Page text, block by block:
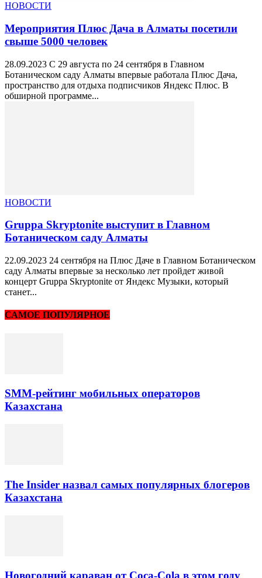
НОВОСТИ
Мероприятия Плюс Дача в Алматы посетили
свыше 5000 человек
28.09.2023 С 29 августа по 24 сентября в Главном
Ботаническом саду Алматы впервые работала Плюс Дача,
пространство для отдыха подписчиков Яндекс Плюс. В
обширной программе...
НОВОСТИ
Gruppa Skryptonite выступит в Главном
Ботаническом саду Алматы
22.09.2023 24 сентября на Плюс Даче в Главном Ботаническом
саду Алматы впервые за несколько лет пройдет живой
концерт Gruppa Skryptonite от Яндекс Музыки, который
станет...
САМОЕ ПОПУЛЯРНОЕ
SMM-рейтинг мобильных операторов
Казахстана
The Insider назвал самых популярных блогеров
Казахстана